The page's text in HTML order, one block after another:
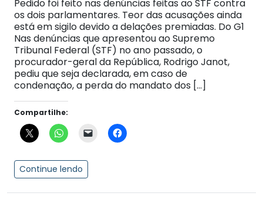
Pedido foi feito nas denúncias feitas ao STF contra
os dois parlamentares. Teor das acusações ainda
está em sigilo devido a delações premiadas. Do G1
Nas denúncias que apresentou ao Supremo
Tribunal Federal (STF) no ano passado, o
procurador-geral da República, Rodrigo Janot,
pediu que seja declarada, em caso de
condenação, a perda do mandato dos […]
Compartilhe:
Continue lendo